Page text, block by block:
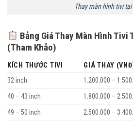
Thay màn hình tivi
Bảng Giá Thay Màn Hình Tivi
(Tham Khảo)
KÍCH THƯỚC TIVI GIÁ THAY
32 inch
1.200.000 –
40 – 43 inch
1.800.000 –
49 – 50 inch
2.500.000 –